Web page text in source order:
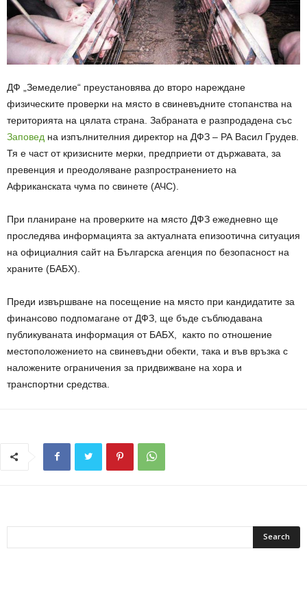
ДФ „Земеделие“ преустановява до второ нареждане
физическите проверки на място в свиневъдните стопанства на
територията на цялата страна. Забраната е разпродадена със
Заповед на изпълнителния директор на ДФЗ – РА Васил Грудев.
Тя е част от кризисните мерки, предприети от държавата, за
превенция и преодоляване разпространението на
Африканската чума по свинете (АЧС).
При планиране на проверките на място ДФЗ ежедневно ще
проследява информацията за актуалната епизоотична ситуация
на официалния сайт на Българска агенция по безопасност на
храните (БАБХ).
Преди извършване на посещение на място при кандидатите за
финансово подпомагане от ДФЗ, ще бъде съблюдавана
публикуваната информация от БАБХ, както по отношение
местоположението на свиневъдни обекти, така и във връзка с
наложените ограничения за придвижване на хора и
транспортни средства.